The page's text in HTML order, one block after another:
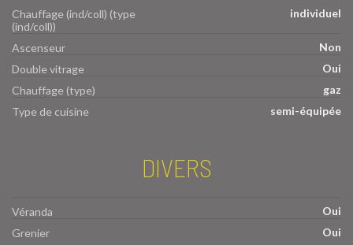
Chauffage (ind/coll) (type
(ind/coll))
individuel
Ascenseur
Non
Double vitrage
Oui
Chauffage (type)
gaz
Type de cuisine
semi-équipée
DIVERS
Véranda
Oui
Grenier
Oui